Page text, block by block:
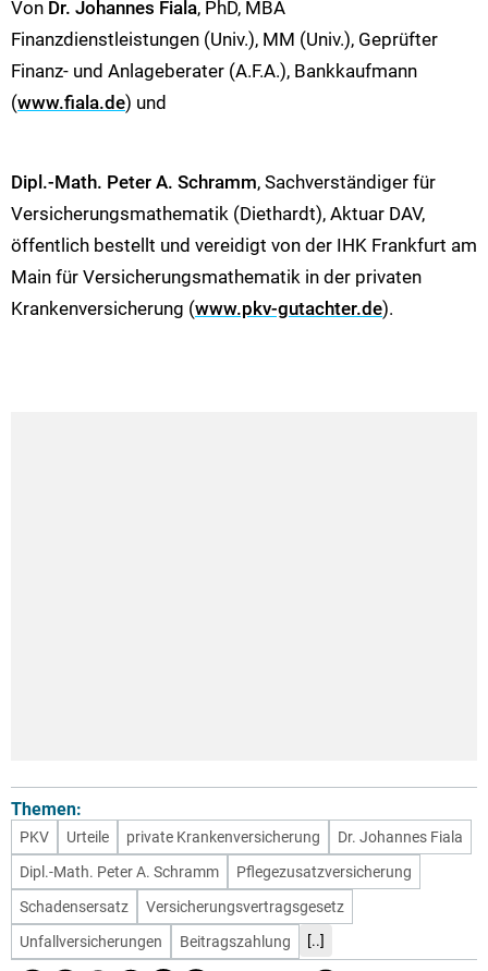
Von Dr. Johannes Fiala, PhD, MBA
Finanzdienstleistungen (Univ.), MM (Univ.), Geprüfter
Finanz- und Anlageberater (A.F.A.), Bankkaufmann
(www.fiala.de) und
Dipl.-Math. Peter A. Schramm, Sachverständiger für
Versicherungsmathematik (Diethardt), Aktuar DAV,
öffentlich bestellt und vereidigt von der IHK Frankfurt am
Main für Versicherungsmathematik in der privaten
Krankenversicherung (www.pkv-gutachter.de).
Themen:
PKV Urteile private Krankenversicherung
Dr. Johannes Fiala
Dipl.-Math. Peter A. Schramm
Pflegezusatzversicherung
Schadensersatz
Versicherungsvertragsgesetz
Unfallversicherungen
Beitragszahlung [..]